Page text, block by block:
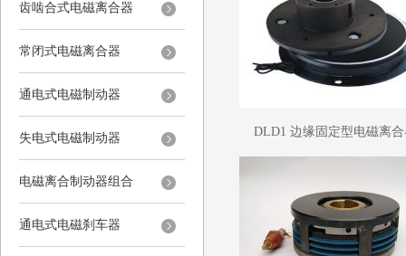
齿啮合式电磁离合器
常闭式电磁离合器
通电式电磁制动器
失电式电磁制动器
电磁离合制动器组合
通电式电磁刹车器
DLD1 边缘固定型电磁离